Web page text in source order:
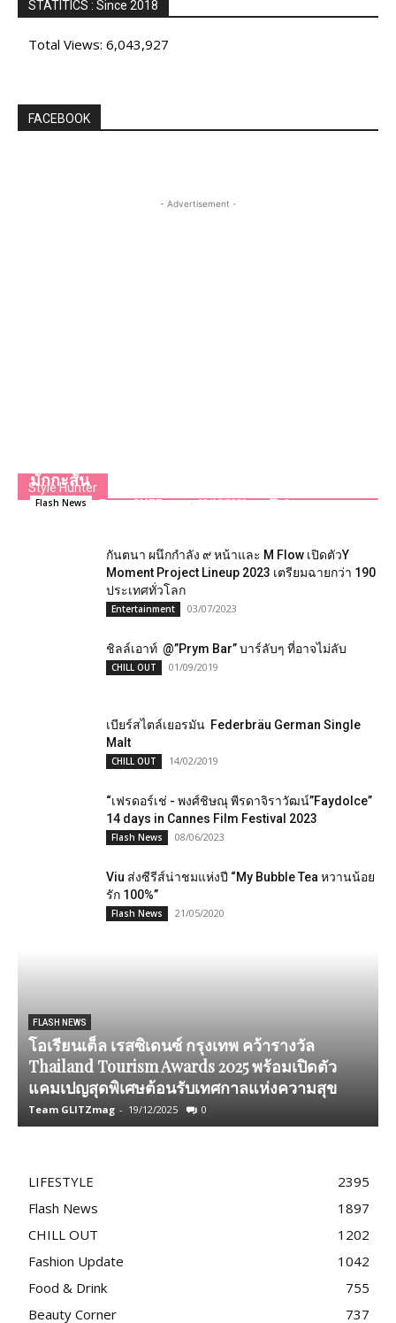
STATITICS : Since 2018
Total Views: 6,043,927
FACEBOOK
- Advertisement -
Style Hunter
มักกะสัน
Flash News Team GLITZmag - 02/05/2020 0
กันตนา ผนึกกำลัง ๙ หน้าและ M Flow เปิดตัวY
Moment Project Lineup 2023 เตรียมฉายกว่า 190
ประเทศทั่วโลก
Entertainment 03/07/2023
ชิลล์เอาท์ @”Prym Bar” บาร์ลับๆ ที่อาจไม่ลับ
CHILL OUT 01/09/2019
เบียร์สไตล์เยอรมัน Federbräu German Single
Malt
CHILL OUT 14/02/2019
“เฟรดอร์เช่ -​ พงศ์ชิษณุ พีรดาจิราวัฒน์”Faydolce”
14 days in Cannes Film Festival 2023
Flash News 08/06/2023
Viu​ ส่งซีรีส์น่าชมแห่งปี “My Bubble Tea หวานน้อย
รัก 100%”
Flash News 21/05/2020
FLASH NEWS
โอเรียนเต็ล เรสซิเดนซ์ กรุงเทพ คว้ารางวัล
Thailand Tourism Awards 2025 พร้อมเปิดตัว
แคมเปญสุดพิเศษต้อนรับเทศกาลแห่งความสุข
Team GLITZmag - 19/12/2025 0
LIFESTYLE
2395
Flash News
1897
CHILL OUT
1202
Fashion Update
1042
Food & Drink
755
Beauty Corner
737